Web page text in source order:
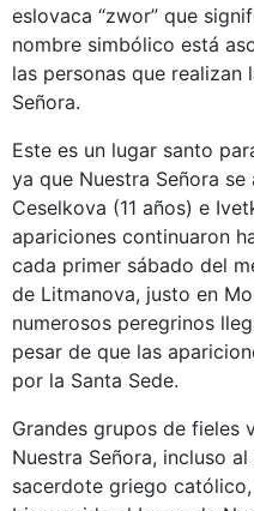
eslovaca “zwor” que
nombre simbólico está
las personas que realizan
Señora.
Este es un lugar santo
ya que Nuestra Señora
Ceselkova (11 años) e
apariciones continuaron
cada primer sábado del
de Litmanova, justo en
numerosos peregrinos
pesar de que las
por la Santa Sede.
Grandes grupos de fieles
Nuestra Señora, incluso
sacerdote griego